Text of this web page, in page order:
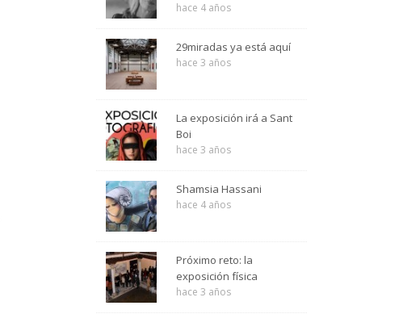
hace 4 años
29miradas ya está aquí
hace 3 años
La exposición irá a Sant
Boi
hace 3 años
Shamsia Hassani
hace 4 años
Próximo reto: la
exposición física
hace 3 años